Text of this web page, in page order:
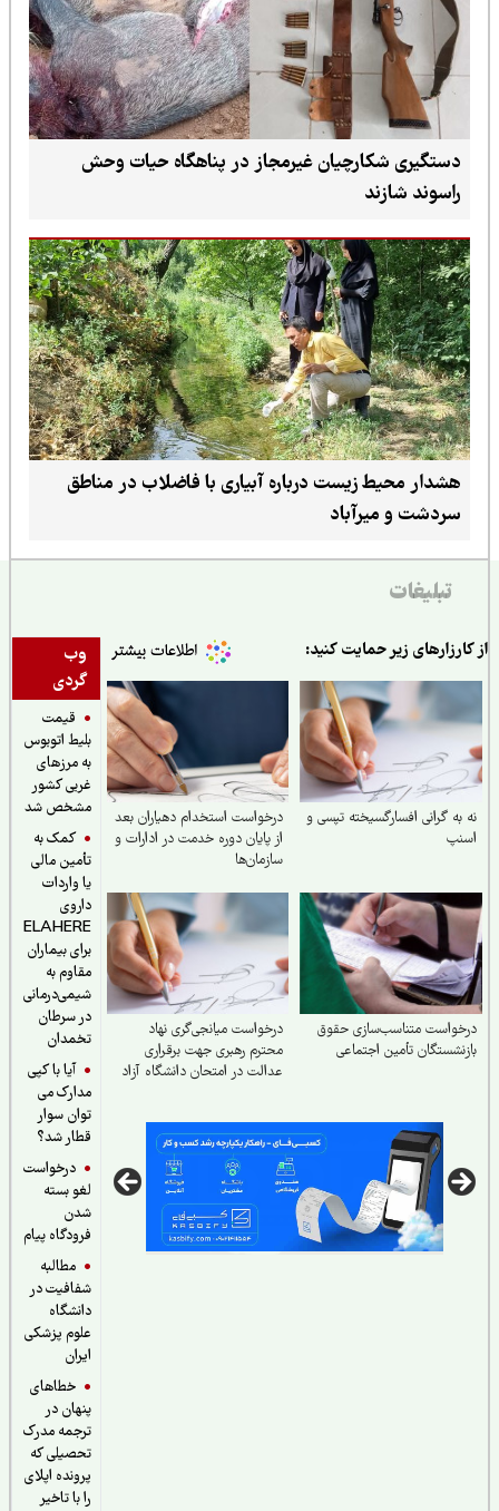
دستگیری شکارچیان غیرمجاز در پناهگاه حیات وحش
راسوند شازند
هشدار محیط زیست درباره آبیاری با فاضلاب در مناطق
سردشت و میرآباد
تبلیغات
وب
گردی
قیمت
بلیط اتوبوس
به مرزهای
غربی کشور
مشخص شد
کمک به
تأمین مالی
یا واردات
داروی
ELAHERE
برای بیماران
مقاوم به
شیمی‌درمانی
در سرطان
تخمدان
آیا با کپی
مدارک می
توان سوار
قطار شد؟
درخواست
لغو بسته
فرودگاه پیام
مطالبه
شفافیت در
دانشگاه
علوم پزشکی
خطاهای
پنهان در
ترجمه مدرک
تحصیلی که
پرونده اپلای
را با تاخیر
زیر حمایت کنید:
گرانی افسارگسیخته تپسی و
درخواست استخدام دهیاران بعد
از پایان دوره خدمت در ادارات و
سازمان‌ها
متناسب‌سازی حقوق
تأمین اجتماعی
درخواست میانجی‌گری نهاد
محترم رهبری جهت برقراری
عدالت در امتحان دانشگاه آزاد